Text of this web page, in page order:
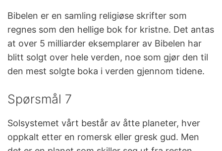
Bibelen er en samling religiøse skrifter som
regnes som den hellige bok for kristne. Det antas
at over 5 milliarder eksemplarer av Bibelen har
blitt solgt over hele verden, noe som gjør den til
den mest solgte boka i verden gjennom tidene.
Spørsmål 7
Solsystemet vårt består av åtte planeter, hver
oppkalt etter en romersk eller gresk gud. Men